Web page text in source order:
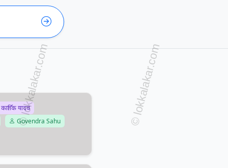
यादव
Govendra Sahu